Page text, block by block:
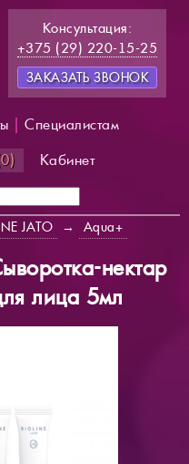
Консультация:
+375 (29) 220-15-25
ЗАКАЗАТЬ ЗВОНОК
Специалистам
Кабинет
JATO → Aqua+
нектар
лица 5мл